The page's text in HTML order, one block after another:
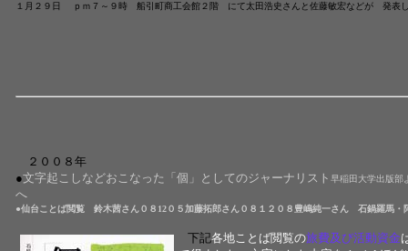
１月２９日 ｐｍ７～９時 船引町商工会館２階 にて太田浩史さんと佐藤敏宏などが 発表
２００８年
●文字起こしなどおこなった「個」としてのジャーナリスト 早稲田大学出版部
へ
●仙台ことば閲覧 鈴木茜さん０８12０５加藤拓郎さん０８１２０８ 豊嶋純一さん 石鍋羅馬
下記各地ことば閲覧の旅費及び活動資金